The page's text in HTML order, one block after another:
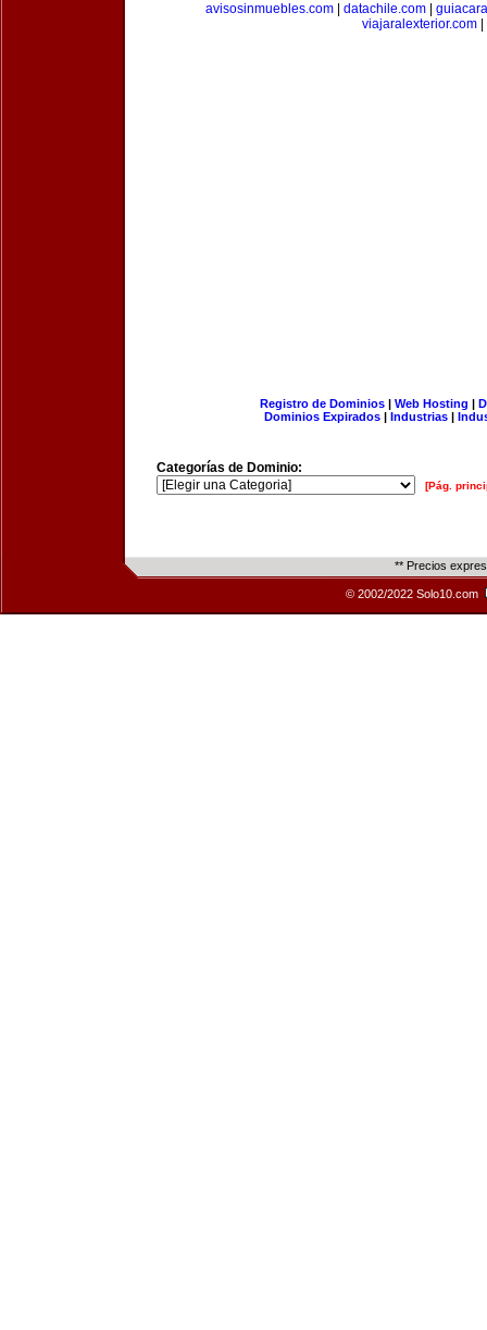
avisosinmuebles.com
datachile.com
viajaralexterior.com
Registro de Dominios| Web Hosting |
Dominios Expirados | Industrias |
Categorías de Dominio:
[Pág.
** Precios
© 2002/2022 Solo10.com